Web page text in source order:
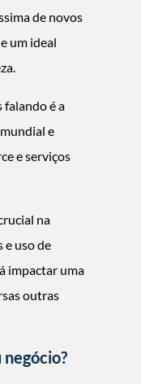
de novos
um ideal
falando é a
e
e serviços
na
e uso de
impactar uma
outras